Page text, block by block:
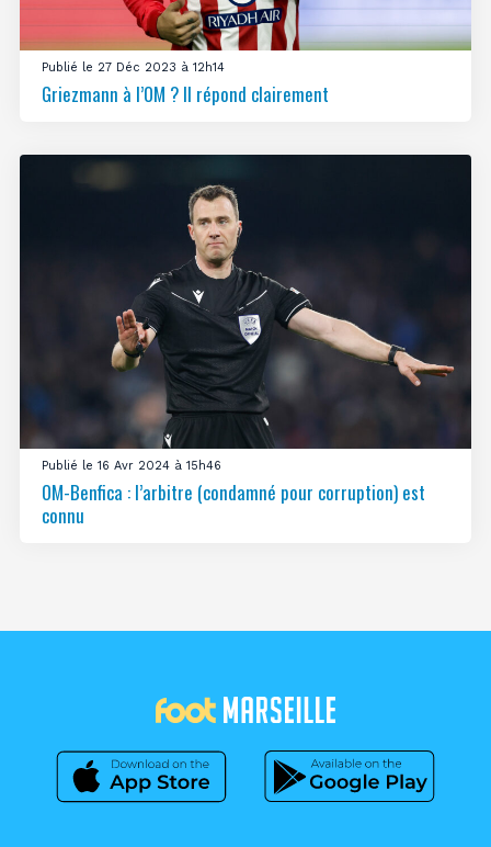
Publié le 27 Déc 2023 à 12h14
Griezmann à l’OM ? Il répond clairement
Publié le 16 Avr 2024 à 15h46
OM-Benfica : l’arbitre (condamné pour corruption) est
connu